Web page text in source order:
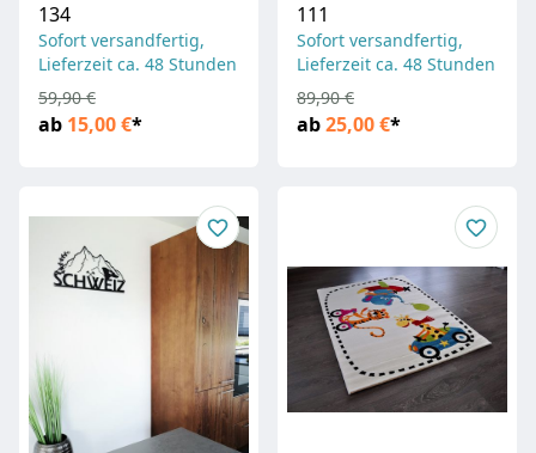
134
Sofort versandfertig,
Lieferzeit ca. 48 Stunden
ab 15,00 €*
59,90 €
111
Sofort versandfertig,
Lieferzeit ca. 48 Stunden
ab25,00 €*
89,90 €